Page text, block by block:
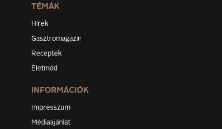
TÉMÁK
Hírek
Gasztromagazin
Receptek
Életmód
INFORMÁCIÓK
Impresszum
Médiaajánlat